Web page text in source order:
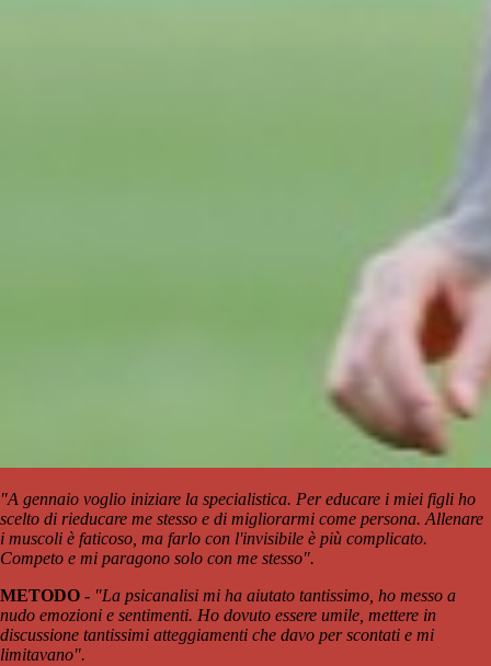
"A gennaio voglio iniziare la specialistica. Per educare i miei figli ho
scelto di rieducare me stesso e di migliorarmi come persona. Allenare
i muscoli è faticoso, ma farlo con l'invisibile è più complicato.
Competo e mi paragono solo con me stesso".
METODO - "La psicanalisi mi ha aiutato tantissimo, ho messo a
nudo emozioni e sentimenti. Ho dovuto essere umile, mettere in
discussione tantissimi atteggiamenti che davo per scontati e mi
limitavano".